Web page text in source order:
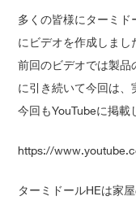
多くの皆様にターミド
にビデオを作成しまし
前回のビデオでは製
に引き続いて今回は、
今回もYouTubeに掲載
https://
ターミドールHEは家